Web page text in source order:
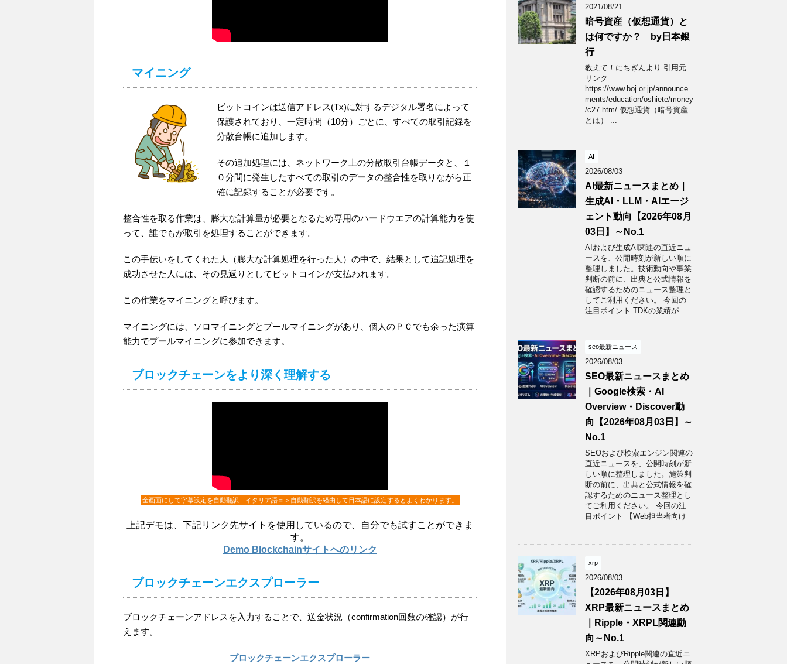
マイニング
ビットコインは送信アドレス(Tx)に対するデジタル署名によって
保護されており、一定時間（10分）ごとに、すべての取引記録を
分散台帳に追加します。
その追加処理には、ネットワーク上の分散取引台帳データと、１
０分間に発生したすべての取引のデータの整合性を取りながら正
確に記録することが必要です。
整合性を取る作業は、膨大な計算量が必要となるため専用のハードウエアの計算能力を使
って、誰でもが取引を処理することができます。
この手伝いをしてくれた人（膨大な計算処理を行った人）の中で、結果として追記処理を
成功させた人には、その見返りとしてビットコインが支払われます。
この作業をマイニングと呼びます。
マイニングには、ソロマイニングとプールマイニングがあり、個人のＰＣでも余った演算
能力でプールマイニングに参加できます。
ブロックチェーンをより深く理解する
全画面にして字幕設定を自動翻訳 イタリア語＝＞自動翻訳を経由して日本語に設定するとよくわかります。
上記デモは、下記リンク先サイトを使用しているので、自分でも試すことができま
す。
Demo Blockchainサイトへのリンク
ブロックチェーンエクスプローラー
ブロックチェーンアドレスを入力することで、送金状況（confirmation回数の確認）が行
えます。
ブロックチェーンエクスプローラー
2021/08/21
暗号資産（仮想通貨）と
は何ですか？ by日本銀
行
教えて！にちぎんより 引用元
リンク
https://www.boj.or.jp/announce
ments/education/oshiete/money
/c27.htm/ 仮想通貨（暗号資産
とは） ...
AI
2026/08/03
AI最新ニュースまとめ｜
生成AI・LLM・AIエージ
ェント動向【2026年08月
03日】～No.1
AIおよび生成AI関連の直近ニュ
ースを、公開時刻が新しい順に
整理しました。技術動向や事業
判断の前に、出典と公式情報を
確認するためのニュース整理と
してご利用ください。 今回の
注目ポイント TDKの業績が ...
seo最新ニュース
2026/08/03
SEO最新ニュースまとめ
｜Google検索・AI
Overview・Discover動
向【2026年08月03日】～
No.1
SEOおよび検索エンジン関連の
直近ニュースを、公開時刻が新
しい順に整理しました。施策判
断の前に、出典と公式情報を確
認するためのニュース整理とし
てご利用ください。 今回の注
目ポイント 【Web担当者向け
xrp
2026/08/03
【2026年08月03日】
XRP最新ニュースまとめ
｜Ripple・XRPL関連動
向～No.1
XRPおよびRipple関連の直近ニ